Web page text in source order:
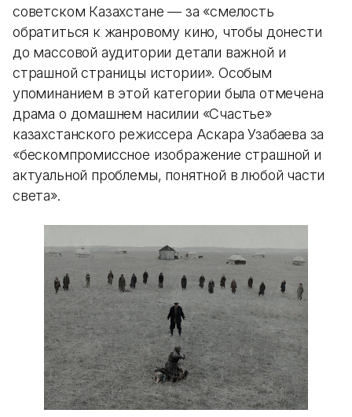
советском Казахстане — за «смелость
обратиться к жанровому кино, чтобы донести
до массовой аудитории детали важной и
страшной страницы истории». Особым
упоминанием в этой категории была отмечена
драма о домашнем насилии «Счастье»
казахстанского режиссера Аскара Узабаева за
«бескомпромиссное изображение страшной и
актуальной проблемы, понятной в любой части
света».